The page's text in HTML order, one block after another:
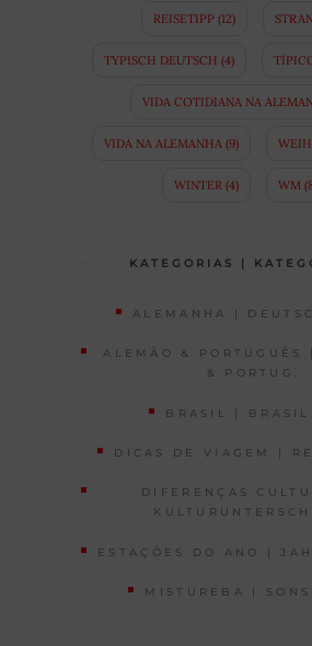
REISETIPP(12)
TYPISCH DEUTSCH (4)
VIDA COTIDIANA NA
VIDA NA ALEMANHA (9)
WINTER (4) WM
KATEGORIAS |
ALEMANHA |
ALEMÃO & PORTUGUÊS
& PORTUG.
BRASIL |
DICAS DE VIAGEM |
DIFERENÇAS
ESTAÇÕES DO ANO |
MISTUREBA |